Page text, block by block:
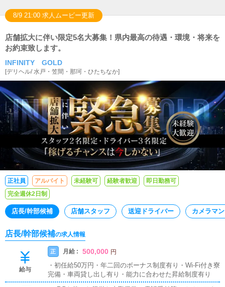
8/9 21:00 求人ムービー更新
店舗拡大に伴い限定5名大募集！県内最高の待遇・環境・将来を
お約束致します。
INFINITY GOLD
[デリヘル/水戸・笠間・那珂・ひたちなか]
正社員 アルバイト 未経験可 経験者歓迎
即日勤務可
完全週休2日制
店長/幹部候補 店舗スタッフ 送迎ドライバー カメラマ
店長/幹部候補の求人情報
給与
正 月給 : 500,000 円
・初任給50万円・年二回のボーナス制度有り・Wi-Fi付き寮
完備・車両貸し出し有り・能力に合わせた昇給制度有り